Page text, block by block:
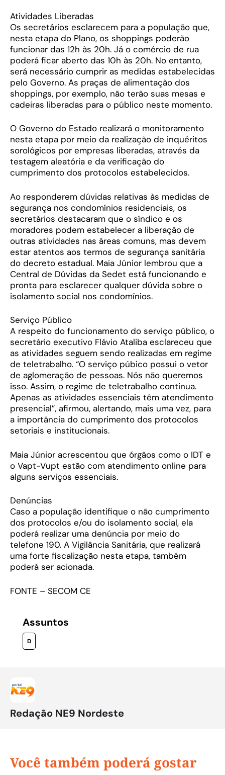
Atividades Liberadas
Os secretários esclarecem para a população que,
nesta etapa do Plano, os shoppings poderão
funcionar das 12h às 20h. Já o comércio de rua
poderá ficar aberto das 10h às 20h. No entanto,
será necessário cumprir as medidas estabelecidas
pelo Governo. As praças de alimentação dos
shoppings, por exemplo, não terão suas mesas e
cadeiras liberadas para o público neste momento.
O Governo do Estado realizará o monitoramento
nesta etapa por meio da realização de inquéritos
sorológicos por empresas liberadas, através da
testagem aleatória e da verificação do
cumprimento dos protocolos estabelecidos.
Ao responderem dúvidas relativas às medidas de
segurança nos condomínios residenciais, os
secretários destacaram que o síndico e os
moradores podem estabelecer a liberação de
outras atividades nas áreas comuns, mas devem
estar atentos aos termos de segurança sanitária
do decreto estadual. Maia Júnior lembrou que a
Central de Dúvidas da Sedet está funcionando e
pronta para esclarecer qualquer dúvida sobre o
isolamento social nos condomínios.
Serviço Público
A respeito do funcionamento do serviço público, o
secretário executivo Flávio Ataliba esclareceu que
as atividades seguem sendo realizadas em regime
de teletrabalho. “O serviço púbico possui o vetor
de aglomeração de pessoas. Nós não queremos
isso. Assim, o regime de teletrabalho continua.
Apenas as atividades essenciais têm atendimento
presencial”, afirmou, alertando, mais uma vez, para
a importância do cumprimento dos protocolos
setoriais e institucionais.
Maia Júnior acrescentou que órgãos como o IDT e
o Vapt-Vupt estão com atendimento online para
alguns serviços essenciais.
Denúncias
Caso a população identifique o não cumprimento
dos protocolos e/ou do isolamento social, ela
poderá realizar uma denúncia por meio do
telefone 190. A Vigilância Sanitária, que realizará
uma forte fiscalização nesta etapa, também
poderá ser acionada.
FONTE – SECOM CE
Assuntos
D
Redação NE9 Nordeste
Você também poderá gostar